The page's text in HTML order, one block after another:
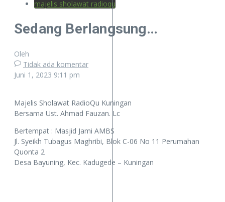
majelis sholawat radioqu
Sedang Berlangsung…
Oleh
Tidak ada komentar
Juni 1, 2023 9:11 pm
Majelis Sholawat RadioQu Kuningan
Bersama Ust. Ahmad Fauzan. Lc
Bertempat : Masjid Jami AMBS
Jl. Syeikh Tubagus Maghribi, Blok C-06 No 11 Perumahan
Quonta 2
Desa Bayuning, Kec. Kadugede – Kuningan